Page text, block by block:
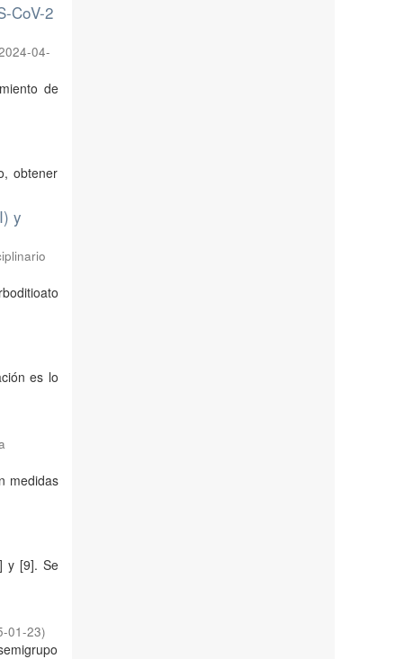
CoV-2
04-
de
obtener
y
es lo
medidas
y [9]. Se
01-23)